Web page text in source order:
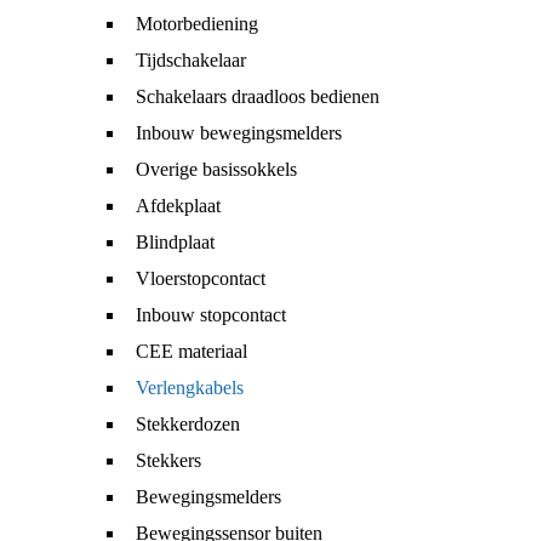
Motorbediening
Tijdschakelaar
Schakelaars draadloos bedienen
Inbouw bewegingsmelders
Overige basissokkels
Afdekplaat
Blindplaat
Vloerstopcontact
Inbouw stopcontact
CEE materiaal
Verlengkabels
Stekkerdozen
Stekkers
Bewegingsmelders
Bewegingssensor buiten